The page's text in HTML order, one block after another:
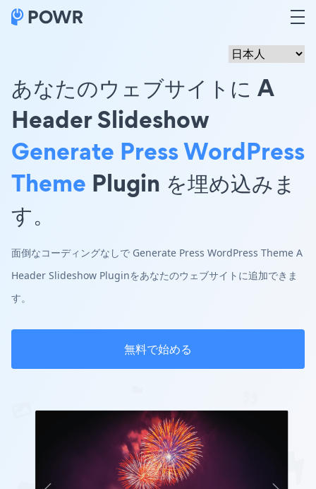
あなたのウェブサイトに A
Header Slideshow
Generate Press WordPress
Theme Plugin を埋め込みま
す。
面倒なコーディングなしで Generate Press WordPress Theme A
Header Slideshow Pluginをあなたのウェブサイトに追加できま
す。
無料で始める